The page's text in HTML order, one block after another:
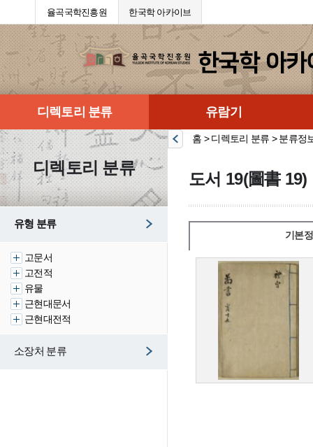
율곡국학진흥원 한국학 아카이브
디렉토리 분류 유람기
디렉토리 분류
유형 분류
고문서
고전적
유물
근현대문서
근현대전적
소장처 분류
홈 > 디렉토리 분류 > 분류정
도서 19(圖書 19)
기본